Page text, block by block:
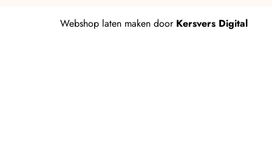
Webshop laten maken door Kersvers Digital